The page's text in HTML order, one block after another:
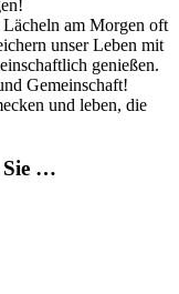
am Morgen oft
unser Leben mit
genießen.
Gemeinschaft!
und leben, die
Sie …